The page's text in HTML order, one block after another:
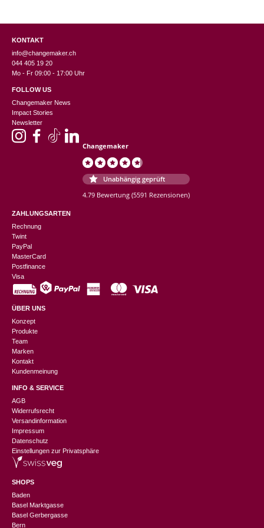
KONTAKT
info@changemaker.ch
044 405 19 20
Mo - Fr 09:00 - 17:00 Uhr
FOLLOW US
Changemaker News
Impact Stories
Newsletter
Changemaker
Unabhängig geprüft
4.79 Bewertung (5591 Rezensionen)
ZAHLUNGSARTEN
Rechnung
Twint
PayPal
MasterCard
Postfinance
Visa
ÜBER UNS
Konzept
Produkte
Team
Marken
Kontakt
Kundenmeinung
INFO & SERVICE
AGB
Widerrufsrecht
Versandinformation
Impressum
Datenschutz
Einstellungen zur Privatsphäre
SHOPS
Baden
Basel Marktgasse
Basel Gerbergasse
Bern